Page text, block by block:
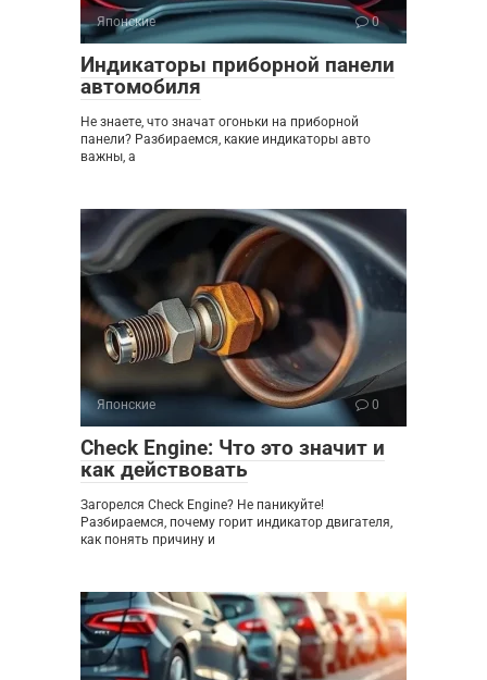
Японские 0
Индикаторы приборной панели
автомобиля
Не знаете, что значат огоньки на приборной
панели? Разбираемся, какие индикаторы авто
важны, а
Японские 0
Check Engine: Что это значит и
как действовать
Загорелся Check Engine? Не паникуйте!
Разбираемся, почему горит индикатор двигателя,
как понять причину и